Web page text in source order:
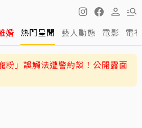
婚 熱門星聞 藝人動態 電影 電
粉」誤觸法遭警約談！公開露面